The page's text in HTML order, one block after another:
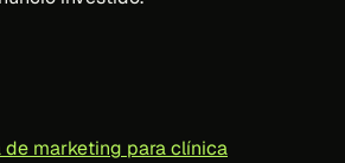
de marketing para clínica